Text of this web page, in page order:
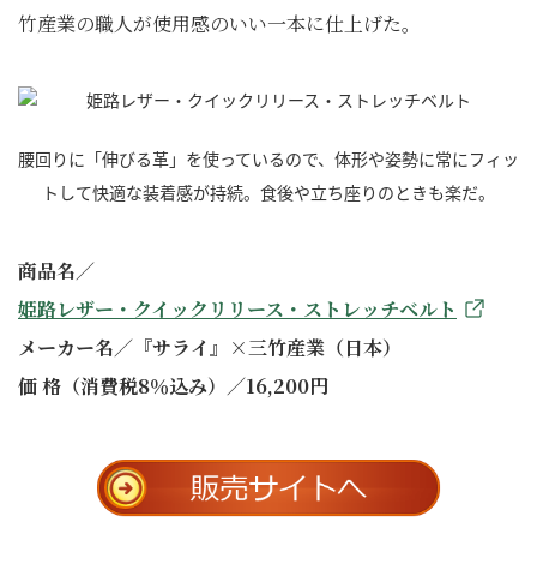
竹産業の職人が使用感のいい一本に仕上げた。
腰回りに「伸びる革」を使っているので、体形や姿勢に常にフィッ
トして快適な装着感が持続。食後や立ち座りのときも楽だ。
商品名／
姫路レザー・クイックリリース・ストレッチベルト
メーカー名／『サライ』×三竹産業（日本）
価 格（消費税8％込み）／16,200円